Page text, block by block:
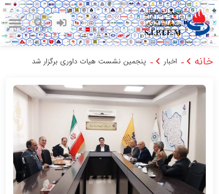
خانه - اخبار - پنجمین نشست هیات داوری برگزار شد